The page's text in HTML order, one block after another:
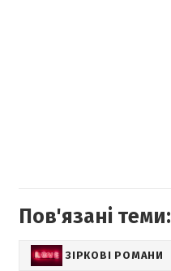
Пов'язані теми:
ЗІРКОВІ РОМАНИ